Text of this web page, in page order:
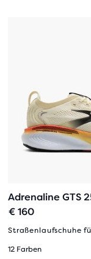
Adrenaline GTS
€ 160
Straßenlaufschuhe
12 Farben